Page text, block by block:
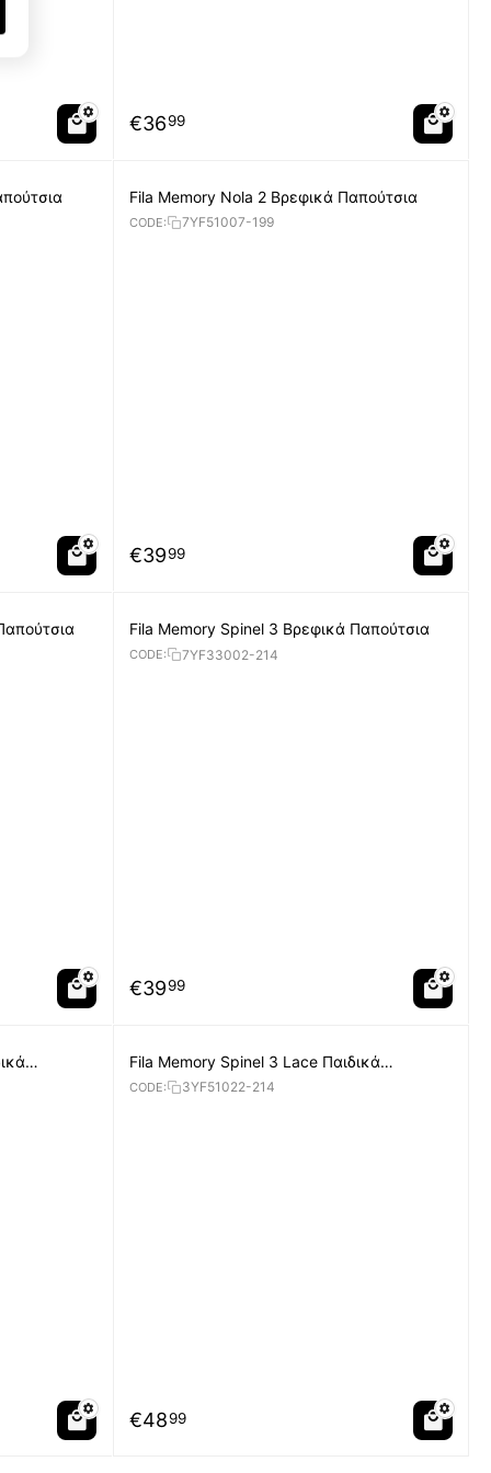
€3699
Fila Memory Nola 2 Βρεφικά Παπούτσια
CODE: 7YF51007-199
€3999
Fila Memory Spinel 3 Βρεφικά Παπούτσια
CODE: 7YF33002-214
€3999
Fila Memory Spinel 3 Lace Παιδικά
Παπούτσια
CODE: 3YF51022-214
€4899